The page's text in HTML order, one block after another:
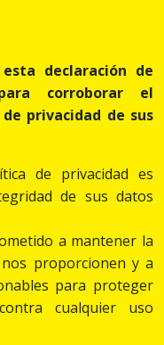
declaración de
corroborar el
privacidad de sus
de privacidad es
de sus datos
a mantener la
proporcionen y a
para proteger
cualquier uso